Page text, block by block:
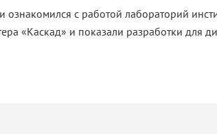
с работой лабораторий
«Каскад» и показали разработки для